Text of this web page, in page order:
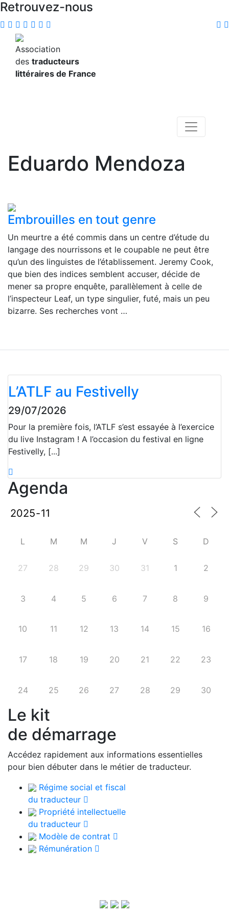
Retrouvez-nous
Association
des traducteurs
littéraires de France
Eduardo Mendoza
Embrouilles en tout genre
Un meurtre a été commis dans un centre d’étude du
langage des nourrissons et le coupable ne peut être
qu’un des linguistes de l’établissement. Jeremy Cook,
que bien des indices semblent accuser, décide de
mener sa propre enquête, parallèlement à celle de
l’inspecteur Leaf, un type singulier, futé, mais un peu
bizarre. Ses recherches vont …
L’ATLF au Festivelly
29/07/2026
Pour la première fois, l’ATLF s’est essayée à l’exercice
du live Instagram ! A l’occasion du festival en ligne
Festivelly, [...]
Agenda
L M M J V S D
27 28 29 30 31 1 2
3 4 5 6 7 8 9
10 11 12 13 14 15 16
17 18 19 20 21 22 23
24 25 26 27 28 29 30
Le kit
de démarrage
Accédez rapidement aux informations essentielles
pour bien débuter dans le métier de traducteur.
Régime social et fiscal
du traducteur
Propriété intellectuelle
du traducteur
Modèle de contrat
Rémunération